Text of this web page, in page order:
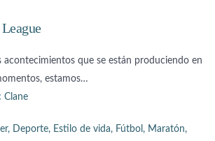
acontecimientos que se están produciendo en
estamos…
, Deporte, Estilo de vida, Fútbol , Maratón,